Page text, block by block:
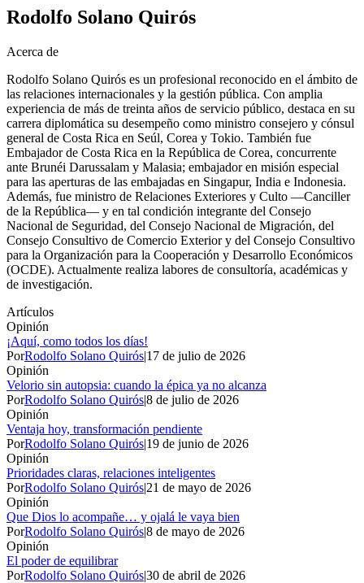
Rodolfo Solano Quirós
Acerca de
Rodolfo Solano Quirós es un profesional reconocido en el ámbito de
las relaciones internacionales y la gestión pública. Con amplia
experiencia de más de treinta años de servicio público, destaca en su
carrera diplomática su desempeño como ministro consejero y cónsul
general de Costa Rica en Seúl, Corea y Tokio. También fue
Embajador de Costa Rica en la República de Corea, concurrente
ante Brunéi Darussalam y Malasia; embajador en misión especial
para las aperturas de las embajadas en Singapur, India e Indonesia.
Además, fue ministro de Relaciones Exteriores y Culto —Canciller
de la República— y en tal condición integrante del Consejo
Nacional de Seguridad, del Consejo Nacional de Migración, del
Consejo Consultivo de Comercio Exterior y del Consejo Consultivo
para la Organización para la Cooperación y Desarrollo Económicos
(OCDE). Actualmente realiza labores de consultoría, académicas y
de investigación.
Artículos
Opinión
¡Aquí, como todos los días!
PorRodolfo Solano Quirós|17 de julio de 2026
Opinión
Velorio sin autopsia: cuando la épica ya no alcanza
PorRodolfo Solano Quirós|8 de julio de 2026
Opinión
Ventaja hoy, transformación pendiente
PorRodolfo Solano Quirós|19 de junio de 2026
Opinión
Prioridades claras, relaciones inteligentes
PorRodolfo Solano Quirós|21 de mayo de 2026
Opinión
Que Dios lo acompañe… y ojalá le vaya bien
PorRodolfo Solano Quirós|8 de mayo de 2026
Opinión
El poder de equilibrar
PorRodolfo Solano Quirós|30 de abril de 2026